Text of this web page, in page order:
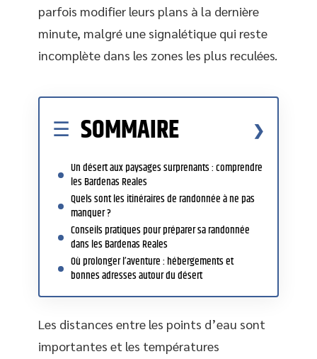
parfois modifier leurs plans à la dernière
minute, malgré une signalétique qui reste
incomplète dans les zones les plus reculées.
SOMMAIRE
Un désert aux paysages surprenants : comprendre
les Bardenas Reales
Quels sont les itinéraires de randonnée à ne pas
manquer ?
Conseils pratiques pour préparer sa randonnée
dans les Bardenas Reales
Où prolonger l’aventure : hébergements et
bonnes adresses autour du désert
Les distances entre les points d’eau sont
importantes et les températures